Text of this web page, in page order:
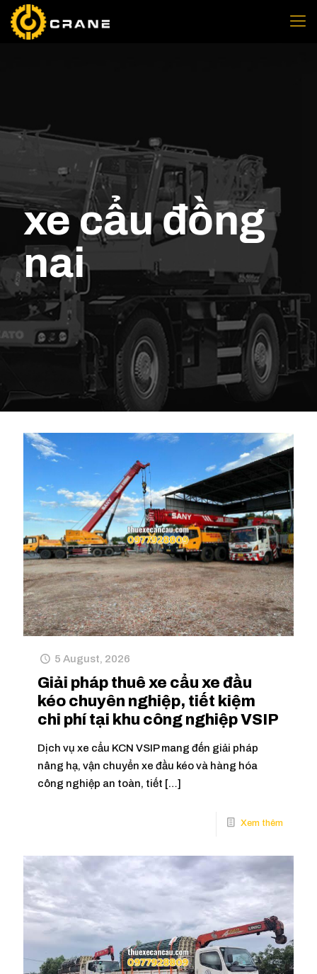
xe cẩu đồng
nai
5 August, 2026
Giải pháp thuê xe cẩu xe đầu
kéo chuyên nghiệp, tiết kiệm
chi phí tại khu công nghiệp VSIP
Dịch vụ xe cẩu KCN VSIP mang đến giải pháp
nâng hạ, vận chuyển xe đầu kéo và hàng hóa
công nghiệp an toàn, tiết […]